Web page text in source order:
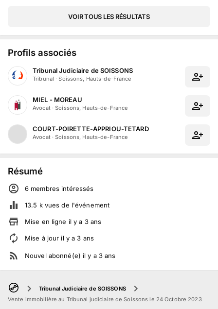
VOIR TOUS LES RÉSULTATS
Profils associés
Tribunal Judiciaire de SOISSONS
Tribunal ·Soissons, Hauts-de-France
MIEL - MOREAU
Avocat·Soissons, Hauts-de-France
COURT-POIRETTE-APPRIOU-TETARD
Avocat·Soissons, Hauts-de-France
Résumé
6 membres intéressés
13.5 kvues de l'événement
Mise en ligne il y a 3 ans
Mise à jour il y a 3 ans
Nouvel abonné(e) il y a 3 ans
Tribunal Judiciaire de SOISSONS
Vente immobilière au Tribunal judiciaire de Soissons le 24 Octobre 2023